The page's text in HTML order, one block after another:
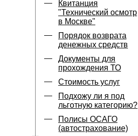
Квитанция
"Технический осмотр
в Москве"
Порядок возврата
денежных средств
Документы для
прохождения ТО
Стоимость услуг
Подхожу ли я под
льготную категорию?
Полисы ОСАГО
(автострахование)